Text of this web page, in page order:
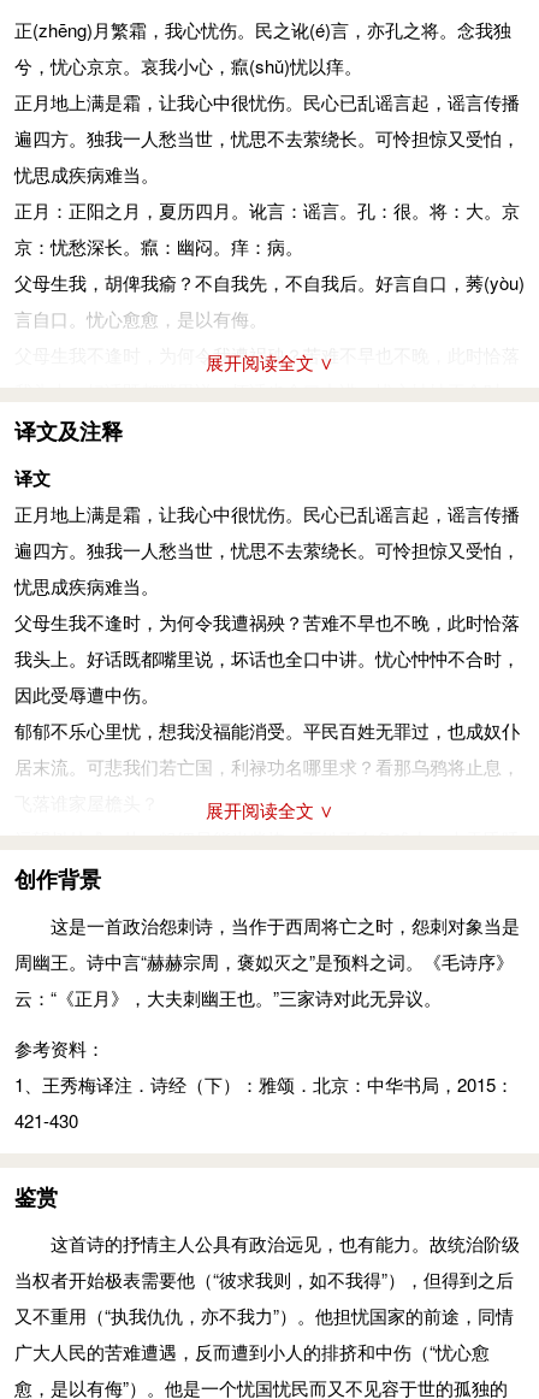
正(zhēng)月繁霜，我心忧伤。民之讹(é)言，亦孔之将。念我独
兮，忧心京京。哀我小心，癙(shǔ)忧以痒。
正月地上满是霜，让我心中很忧伤。民心已乱谣言起，谣言传播
遍四方。独我一人愁当世，忧思不去萦绕长。可怜担惊又受怕，
忧思成疾病难当。
正月：正阳之月，夏历四月。讹言：谣言。孔：很。将：大。京
京：忧愁深长。癙：幽闷。痒：病。
父母生我，胡俾我瘉？不自我先，不自我后。好言自口，莠(yòu)
言自口。忧心愈愈，是以有侮。
父母生我不逢时，为何令我遭祸殃？苦难不早也不晚，此时恰落
因此受辱遭中伤。
远望树林成一片，粗细只能当柴烧。百姓正在危难中，上天昏睡
究竟恨谁请相告？
侯：维，语助词。薪、蒸：木柴。
谓山盖(hé)卑，为冈为陵。民之讹言，宁莫之惩。召彼故老，讯
之占梦。具曰予圣，谁知乌之雌 (cí)雄！
人说山丘多么低，实为高峰与峻岭。民间谣言纷纷起，不去制止
哪能行。但见老臣受征召，请他占梦来问讯。都说自己最灵验，
乌鸦雌雄谁分清？
谓天盖高，不敢不局。谓地盖厚，不敢不蹐
人说天空多么高，我却怕撞把腰弯。人说大地多么厚，我却怕陷
把脚踮。高声呼叫这些话，有条有理不瞎编。令我悲哀今世人，
为何像蛇毒牙尖！
局：弯曲。蹐：轻步走路。伦、脊：条理，道理。毛传：“伦，
展开阅读全文 ∨
译文及注释
译文
正月地上满是霜，让我心中很忧伤。民心已乱谣言起，谣言传播
遍四方。独我一人愁当世，忧思不去萦绕长。可怜担惊又受怕，
忧思成疾病难当。
父母生我不逢时，为何令我遭祸殃？苦难不早也不晚，此时恰落
我头上。好话既都嘴里说，坏话也全口中讲。忧心忡忡不合时，
因此受辱遭中伤。
郁郁不乐心里忧，想我没福能消受。平民百姓无罪过，也成奴仆
居末流。可悲我们若亡国，利禄功名哪里求？看那乌鸦将止息，
不知道。如果天命已确定，没人抗拒能奏效。上天皇皇最英明，
人说天空多么高，我却怕撞把腰弯。人说大地多么厚，我却怕陷
把脚踮。高声呼叫这些话，有条有理不瞎编。令我悲哀今世人，
为何像蛇毒牙尖！
打不倒。当初朝廷来求我，唯恐推辞不应召。得到我后很慢待，
不再重用与倚靠。
心中忧愁深又长，好像绳结不能解。当今政治真难说，为何越来
越暴烈？大火熊熊烧起时，难道有谁能扑灭?辉煌显赫周王朝，
褒姒竟然将它灭。
忧伤满怀常惨惨，又遇天阴雨绵绵。车箱已经装载满，竟然抽去
展开阅读全文 ∨
创作背景
这是一首政治怨刺诗，当作于西周将亡之时，怨刺对象当是
周幽王。诗中言“赫赫宗周，褒姒灭之”是预料之词。《毛诗序》
云：“《正月》，大夫刺幽王也。”三家诗对此无异议。
参考资料：
1、王秀梅译注．诗经（下）：雅颂．北京：中华书局，2015：
421-430
鉴赏
这首诗的抒情主人公具有政治远见，也有能力。故统治阶级
当权者开始极表需要他（“彼求我则，如不我得”），但得到之后
又不重用（“执我仇仇，亦不我力”）。他担忧国家的前途，同情
广大人民的苦难遭遇，反而遭到小人的排挤和中伤（“忧心愈
愈，是以有侮”）。他是一个忧国忧民而又不见容于世的孤独的